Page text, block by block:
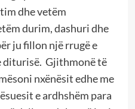
dhe vetëm
durim, dashuri dhe
ju fillon një rrugë e
diturisë. Gjithmonë të
nxënësit edhe me
e ardhshëm para